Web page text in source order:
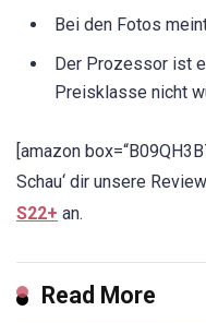
Bei den Fotos
Der Prozessor ist
Preisklasse nicht
[amazon
Schau‘ dir unsere
S22+ an.
Read More